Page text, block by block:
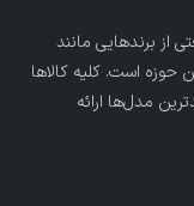
از برندهایی مانند
حوزه است. کلیه کالاها
مدل‌ها ارائه